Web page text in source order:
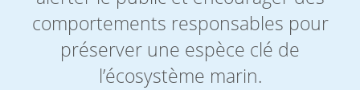
comportements responsables pour
préserver une espèce clé de
l’écosystème marin.